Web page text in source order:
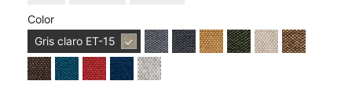
Color
Gris claro ET-15